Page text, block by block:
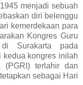
menjadi sebuah
diri belenggu
kemerdekaan para
Kongres Guru
di Surakarta pada
kedua kongres inilah
(PGRI) terlahir dan
sebagai Hari